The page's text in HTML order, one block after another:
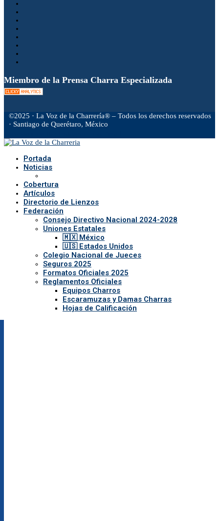
Miembro de la Prensa Charra Especializada
©2025 · La Voz de la Charrería® – Todos los derechos reservados
· Santiago de Querétaro, México
Portada
Noticias
Cobertura
Artículos
Directorio de Lienzos
Federación
Consejo Directivo Nacional 2024-2028
Uniones Estatales
🇲🇽 México
🇺🇸 Estados Unidos
Colegio Nacional de Jueces
Seguros 2025
Formatos Oficiales 2025
Reglamentos Oficiales
Equipos Charros
Escaramuzas y Damas Charras
Hojas de Calificación